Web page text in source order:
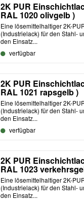
2K PUR
RAL 1020 olivgelb )
Eine lösemittelhaltiger 2K-
(Industrielack) für den Stahl-
den Einsatz...
verfügbar
2K PUR
RAL 1021 rapsgelb )
Eine lösemittelhaltiger 2K-
(Industrielack) für den Stahl-
den Einsatz...
verfügbar
2K PUR
RAL 1023
Eine lösemittelhaltiger 2K-
(Industrielack) für den Stahl-
den Einsatz...